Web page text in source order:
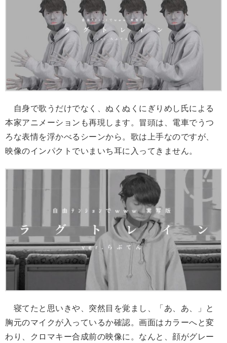
自身で歌うだけでなく、ぬくぬくにぎりめし氏による
本家アニメーションも再現します。冒頭は、電車でうつ
ろな表情を浮かべるシーンから。歌は上手なのですが、
映像のインパクトでいまいち耳に入ってきません。
寝てたと思いきや、突然目を覚まし、「あ、あ、」と
胸元のマイクが入っているか確認。画面はカラーへと変
わり、クロマキー合成前の映像に。なんと、顔がグレー